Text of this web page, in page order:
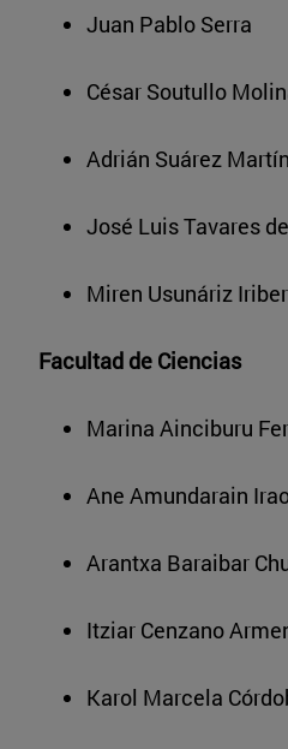
Juan Pablo Serra
César Soutullo
Adrián Suárez
José Luis Tavares
Miren Usunáriz
Facultad de Ciencias
Marina Ainciburu
Ane Amundarain
Arantxa Baraibar
Itziar Cenzano
Karol Marcela